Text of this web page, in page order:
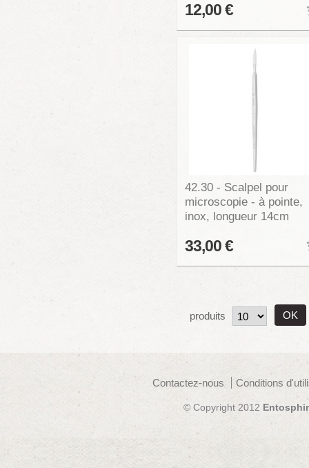
12,00 €
42.30 - Scalpel pour
microscopie - à pointe,
inox, longueur 14cm
33,00 €
produits
Contactez-nous Conditions
© Copyright 2012